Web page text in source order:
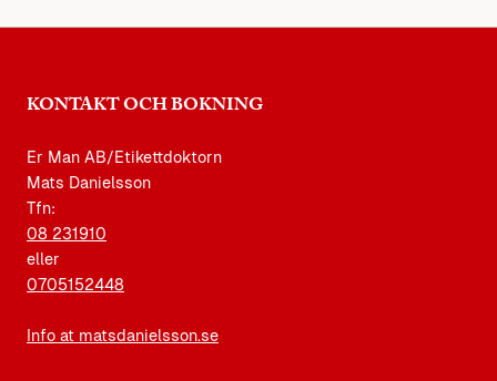
KONTAKT OCH BOKNING
Er Man AB/Etikettdoktorn
Mats Danielsson
Tfn:
08 231910
eller
0705152448
Info at matsdanielsson.se